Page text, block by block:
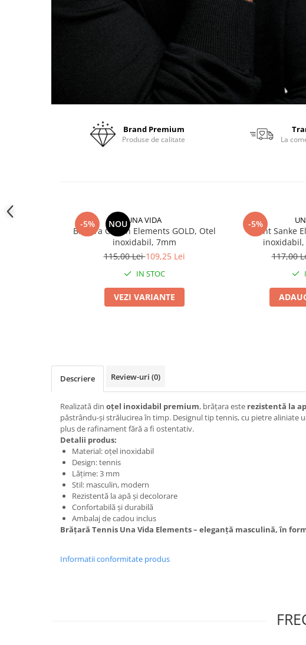
Brand Premium
Produse de calitate La
-5% NOUUNA VIDA
Bratara Cuban Elements GOLD, Otel
inoxidabil, 7mm
115,00 Lei109,25 Lei
IN STOC
VEZI VARIANTE
-5%
Lant Sanke
inoxidabil,
117,00
Descriere Review-uri (0)
Realizată din oțel inoxidabil premium, brățara este rezistentă la
păstrându-și strălucirea în timp. Designul tip tennis, cu pietre aliniate
plus de rafinament fără a fi ostentativ.
Detalii produs:
Material: oțel inoxidabil
Design: tennis
Lățime: 3 mm
Stil: masculin, modern
Rezistentă la apă și decolorare
Confortabilă și durabilă
Ambalaj de cadou inclus
Brățară Tennis Una Vida Elements – eleganță masculină, în
Informatii conformitate produs